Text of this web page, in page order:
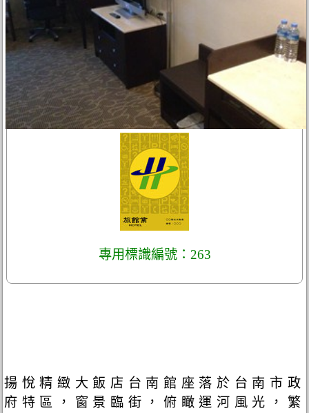
專用標識編號：263
揚悅精緻大飯店台南館座落於台南市政
府特區，窗景臨街，俯瞰運河風光，繁